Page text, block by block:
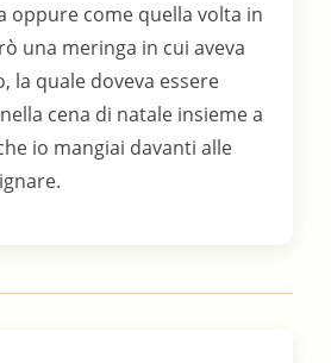
oppure come quella volta in
una meringa in cui aveva
la quale doveva essere
cena di natale insieme a
io mangiai davanti alle